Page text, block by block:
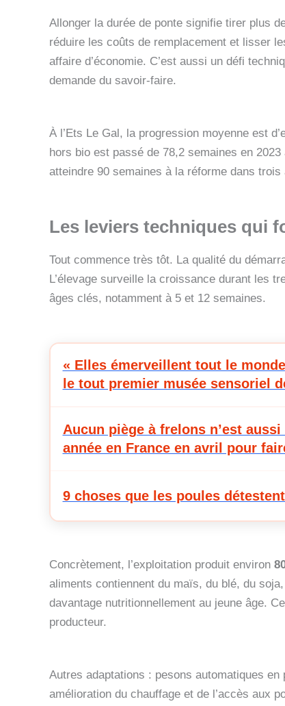
Allonger la durée de ponte signifie tirer plus
réduire les coûts de remplacement et lisser
affaire d’économie. C’est aussi un défi
demande du savoir-faire.
À l’Ets Le Gal, la progression moyenne est
hors bio est passé de 78,2 semaines en
atteindre 90 semaines à la réforme dans
Les leviers techniques qui
Tout commence très tôt. La qualité du
L’élevage surveille la croissance durant les
âges clés, notamment à 5 et 12 semaines.
« Elles émerveillent tout le
le tout premier musée sensoriel
Aucun piège à frelons n’est
année en France en avril pour
9 choses que les poules
Concrètement, l’exploitation produit environ
aliments contiennent du maïs, du blé, du
davantage nutritionnellement au jeune âge.
producteur.
Autres adaptations : pesons automatiques
amélioration du chauffage et de l’accès aux